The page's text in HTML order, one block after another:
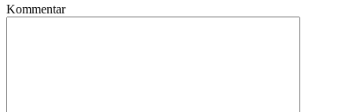
Kommentar